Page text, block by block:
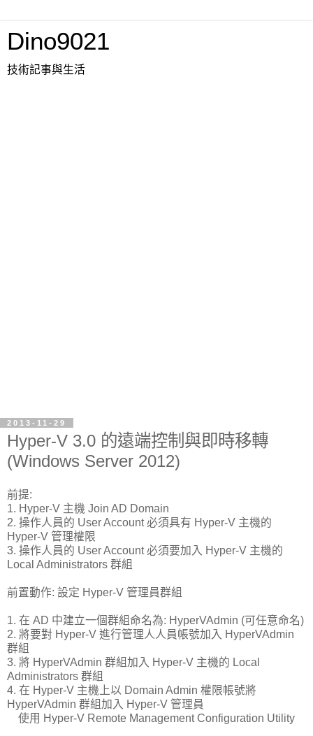
Dino9021
技術記事與生活
2013-11-29
Hyper-V 3.0 的遠端控制與即時移轉
(Windows Server 2012)
前提:
1. Hyper-V 主機 Join AD Domain
2. 操作人員的 User Account 必須具有 Hyper-V 主機的
Hyper-V 管理權限
3. 操作人員的 User Account 必須要加入 Hyper-V 主機的
Local Administrators 群組
前置動作: 設定 Hyper-V 管理員群組
1. 在 AD 中建立一個群組命名為: HyperVAdmin (可任意命名)
2. 將要對 Hyper-V 進行管理人人員帳號加入 HyperVAdmin
群組
3. 將 HyperVAdmin 群組加入 Hyper-V 主機的 Local
Administrators 群組
4. 在 Hyper-V 主機上以 Domain Admin 權限帳號將
HyperVAdmin 群組加入 Hyper-V 管理員
使用 Hyper-V Remote Management Configuration Utility